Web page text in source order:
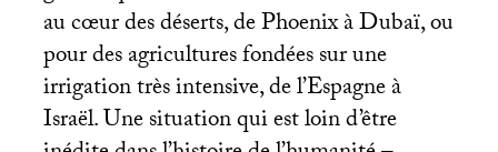
au cœur des déserts, de Phoenix à Dubaï, ou
pour des agricultures fondées sur une
irrigation très intensive, de l’Espagne à
Israël. Une situation qui est loin d’être